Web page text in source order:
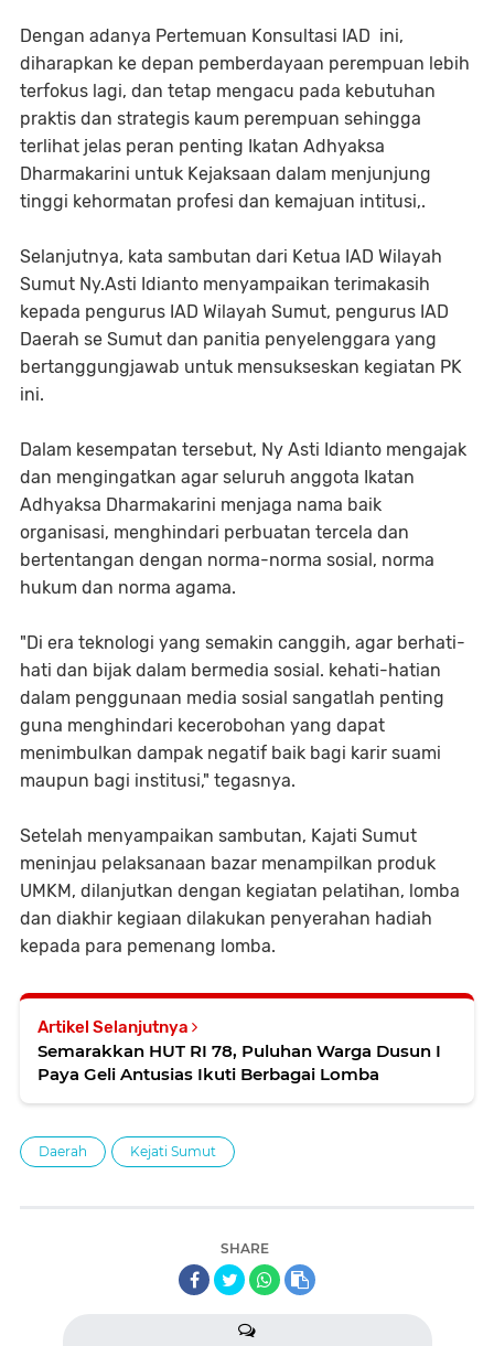
Dengan adanya Pertemuan Konsultasi IAD ini,
diharapkan ke depan pemberdayaan perempuan lebih
terfokus lagi, dan tetap mengacu pada kebutuhan
praktis dan strategis kaum perempuan sehingga
terlihat jelas peran penting Ikatan Adhyaksa
Dharmakarini untuk Kejaksaan dalam menjunjung
tinggi kehormatan profesi dan kemajuan intitusi,.
Selanjutnya, kata sambutan dari Ketua IAD Wilayah
Sumut Ny.Asti Idianto menyampaikan terimakasih
kepada pengurus IAD Wilayah Sumut, pengurus IAD
Daerah se Sumut dan panitia penyelenggara yang
bertanggungjawab untuk mensukseskan kegiatan PK
ini.
Dalam kesempatan tersebut, Ny Asti Idianto mengajak
dan mengingatkan agar seluruh anggota Ikatan
Adhyaksa Dharmakarini menjaga nama baik
organisasi, menghindari perbuatan tercela dan
bertentangan dengan norma-norma sosial, norma
hukum dan norma agama.
"Di era teknologi yang semakin canggih, agar berhati-
hati dan bijak dalam bermedia sosial. kehati-hatian
dalam penggunaan media sosial sangatlah penting
guna menghindari kecerobohan yang dapat
menimbulkan dampak negatif baik bagi karir suami
maupun bagi institusi," tegasnya.
Setelah menyampaikan sambutan, Kajati Sumut
meninjau pelaksanaan bazar menampilkan produk
UMKM, dilanjutkan dengan kegiatan pelatihan, lomba
dan diakhir kegiaan dilakukan penyerahan hadiah
kepada para pemenang lomba.
Artikel Selanjutnya
Semarakkan HUT RI 78, Puluhan Warga Dusun I
Paya Geli Antusias Ikuti Berbagai Lomba
Daerah Kejati Sumut
SHARE